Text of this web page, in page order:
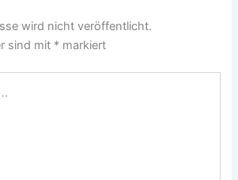
wird nicht veröffentlicht.
sind mit * markiert